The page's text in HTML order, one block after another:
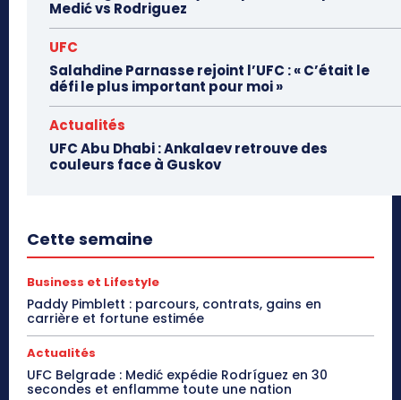
Medić vs Rodriguez
UFC
Salahdine Parnasse rejoint l’UFC : « C’était le
défi le plus important pour moi »
Actualités
UFC Abu Dhabi : Ankalaev retrouve des
couleurs face à Guskov
Cette semaine
Business et Lifestyle
Paddy Pimblett : parcours, contrats, gains en
carrière et fortune estimée
Actualités
UFC Belgrade : Medić expédie Rodríguez en 30
secondes et enflamme toute une nation